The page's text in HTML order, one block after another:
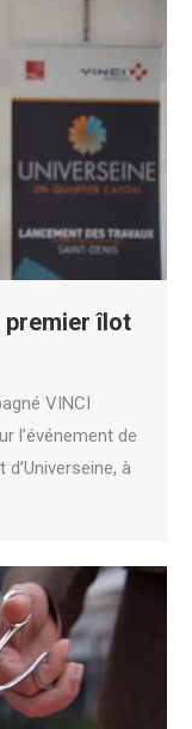
premier îlot
VINCI
l’événement de
à